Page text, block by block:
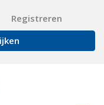
Registreren